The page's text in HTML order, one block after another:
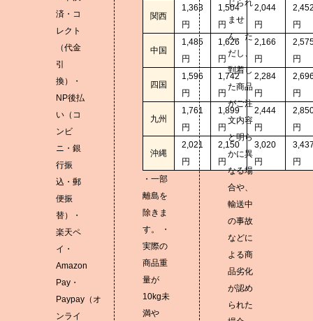
済・コ
レクト
（代金
引
換）・
NP後払
い（コ
ンビ
ニ・銀
行振
込・郵
便振
替）・
楽天ペ
イ・
Amazon
Pay・
Paypay（オ
ンライ
関西
1,363
円
1,504
円
2,044
円
円
中国
1,485
円
1,626
円
2,166
円
円
四国
1,596
円
1,742
円
2,284
円
円
九州
1,761
円
1,899
円
2,444
円
円
沖縄
2,021
円
2,150
円
3,020
円
円
・一部
離島を
除きま
す。 ・
実際の
商品重
量が
10kg未
満や
じられ
ませ
ん。た
だし、
到着し
た商品
がご注
文内容
と明ら
かに異
なる場
合や、
輸送中
の事故
などに
よる商
品劣化
が認め
られた